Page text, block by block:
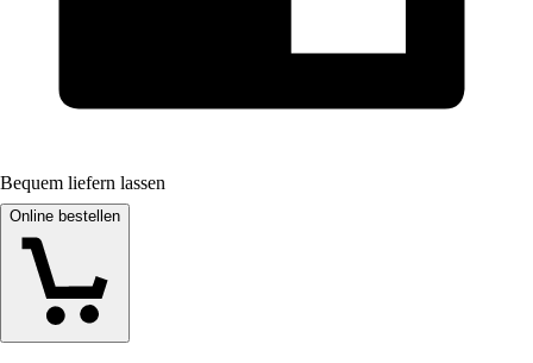
Bequem liefern lassen
Online bestellen